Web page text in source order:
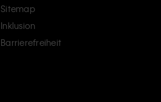
Sitemap
Inklusion
Barrierefreiheit